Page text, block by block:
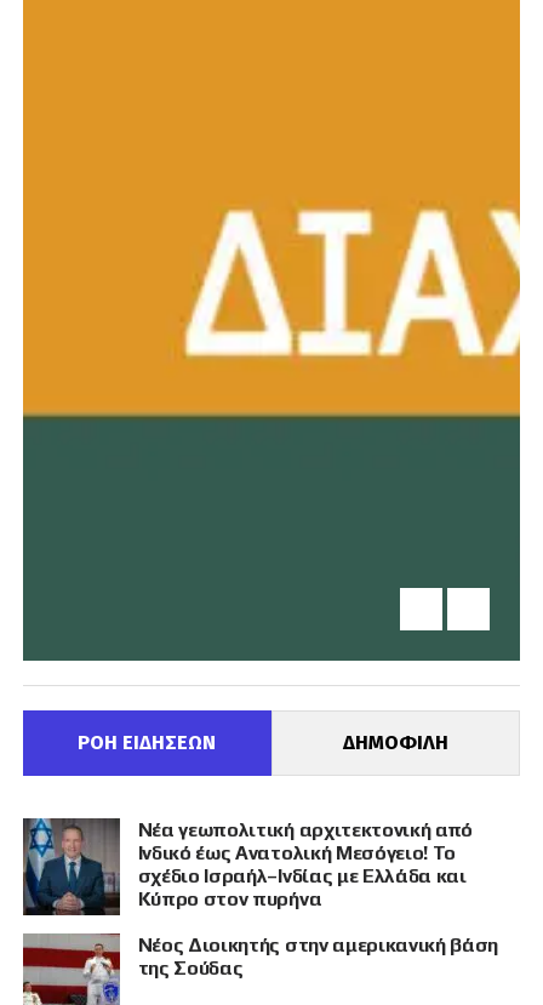
ΡΟΗ ΕΙΔΗΣΕΩΝ ΔΗΜΟΦΙΛΗ
Νέα γεωπολιτική αρχιτεκτονική από
Ινδικό έως Ανατολική Μεσόγειο! Το
σχέδιο Ισραήλ–Ινδίας με Ελλάδα και
Κύπρο στον πυρήνα
Νέος Διοικητής στην αμερικανική βάση
της Σούδας